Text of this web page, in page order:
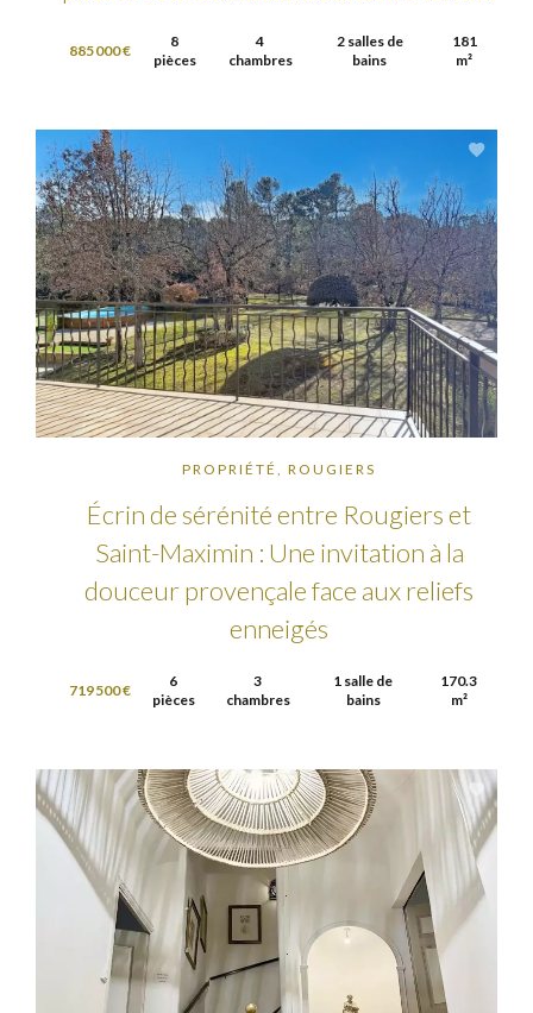
885 000 €
8
pièces
4
chambres
2 salles de
bains
181
m²
PROPRIÉTÉ, ROUGIERS
Écrin de sérénité entre Rougiers et
Saint-Maximin : Une invitation à la
douceur provençale face aux reliefs
enneigés
719 500 €
6
pièces
3
chambres
1 salle de
bains
170.3
m²